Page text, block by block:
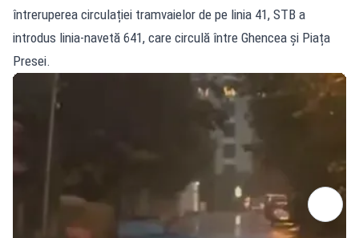
întreruperea circulației tramvaielor de pe linia 41, STB a
introdus linia-navetă 641, care circulă între Ghencea și Piața
Presei.